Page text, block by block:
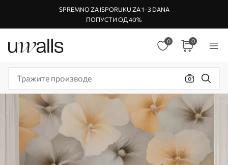
SPREMNO ZA ISPORUKU ZA 1–3 DANA
ПОПУСТИ ОД 40%
0 0